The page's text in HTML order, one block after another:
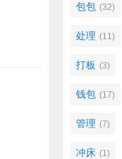
包包 (32)
处理 (11)
打板 (3)
钱包 (17)
管理 (7)
冲床 (1)